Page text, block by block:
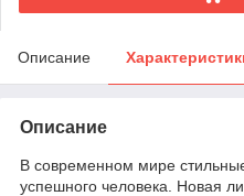
Описание
Описание
В современном мире
успешного человека. Новая